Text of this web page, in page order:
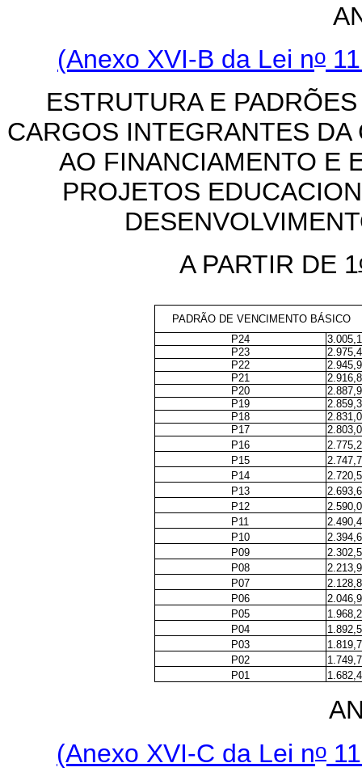
(Anexo XVI-B da Lei no
ESTRUTURA E
CARGOS INTEGRANTES
AO FINANCIAMENTO E
PROJETOS
A PARTIR DE 1
PADRÃO DE VENCIMENTO BÁSICO
P24
P23
P22
P21
P20
P19
P18
P17
P16
P15
P14
P13
P12
P11
P10
P09
P08
P07
P06
P05
P04
P03
P02
P01
(Anexo XVI-C da Lei no